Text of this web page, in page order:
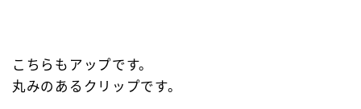
こちらもアップです。
丸みのあるクリップです。